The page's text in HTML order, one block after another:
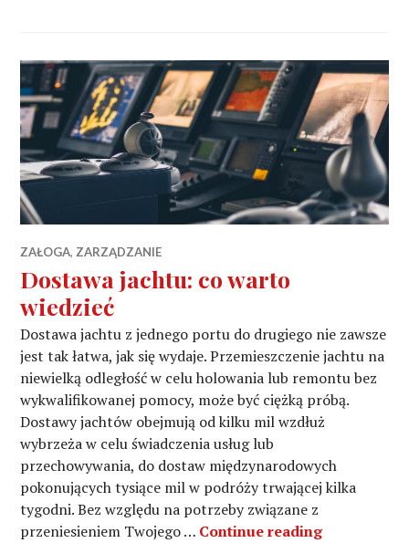
ZAŁOGA, ZARZĄDZANIE
Dostawa jachtu: co warto
wiedzieć
Dostawa jachtu z jednego portu do drugiego nie zawsze
jest tak łatwa, jak się wydaje. Przemieszczenie jachtu na
niewielką odległość w celu holowania lub remontu bez
wykwalifikowanej pomocy, może być ciężką próbą.
Dostawy jachtów obejmują od kilku mil wzdłuż
wybrzeża w celu świadczenia usług lub
przechowywania, do dostaw międzynarodowych
pokonujących tysiące mil w podróży trwającej kilka
tygodni. Bez względu na potrzeby związane z
przeniesieniem Twojego … Continue readingDostawa